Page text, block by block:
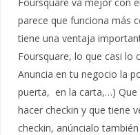
parece que funciona más
tiene una ventaja
Foursquare, lo que casi lo
Anuncia en tu negocio la
puerta, en la carta,…) Que
hacer checkin y que tiene
checkin, anúncialo